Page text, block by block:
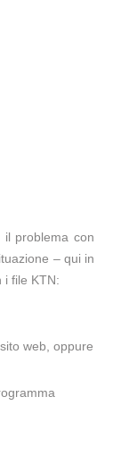
problema con
– qui in
i file KTN:
web, oppure